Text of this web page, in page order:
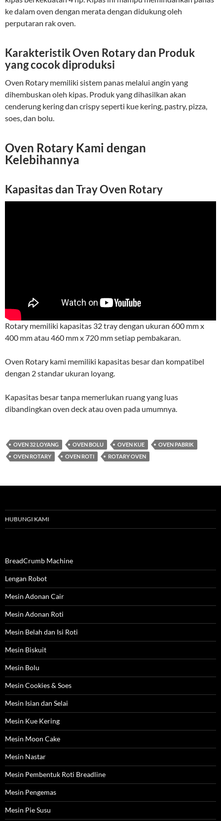
ke dalam oven dengan merata dengan didukung oleh
perputaran rak oven.
Karakteristik Oven Rotary dan Produk
yang cocok diproduksi
Oven Rotary memiliki sistem panas melalui angin yang
dihembuskan oleh kipas. Produk yang dihasilkan akan
cenderung kering dan crispy seperti kue kering, pastry, pizza,
soes, dan bolu.
Oven Rotary Kami dengan
Kelebihannya
Kapasitas dan Tray Oven Rotary
Rotary memiliki kapasitas 32 tray dengan ukuran 600 mm x
400 mm atau 460 mm x 720 mm setiap pembakaran.
Oven Rotary kami memiliki kapasitas besar dan kompatibel
dengan 2 standar ukuran loyang.
Kapasitas besar tanpa memerlukan ruang yang luas
dibandingkan oven deck atau oven pada umumnya.
OVEN 32 LOYANG OVEN BOLU OVEN KUE
OVEN PABRIK
OVEN ROTARY
OVEN ROTI ROTARY OVEN
HUBUNGI KAMI
BreadCrumb Machine
Lengan Robot
Mesin Adonan Cair
Mesin Adonan Roti
Mesin Belah dan Isi Roti
Mesin Biskuit
Mesin Bolu
Mesin Cookies & Soes
Mesin Isian dan Selai
Mesin Kue Kering
Mesin Moon Cake
Mesin Nastar
Mesin Pembentuk Roti Breadline
Mesin Pengemas
Mesin Pie Susu